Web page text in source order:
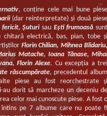
, conţine cele mai bune
(dar reinterpretate) şi două
fericit, Şuturi sau Eşti frumoasă
electrică, bas, pian, tobe şi
Florin Chilian, Mihnea
Matache, Ioana Tănase, Mihai
Florin Alexe. Cu excepţia a
răscumpărate, precedentul
piese au fost reorchestrate şi
au dorit să marcheze un deceniu
celor mai cunoscute piese. A fost o
pe 7 albume care nu poate fi